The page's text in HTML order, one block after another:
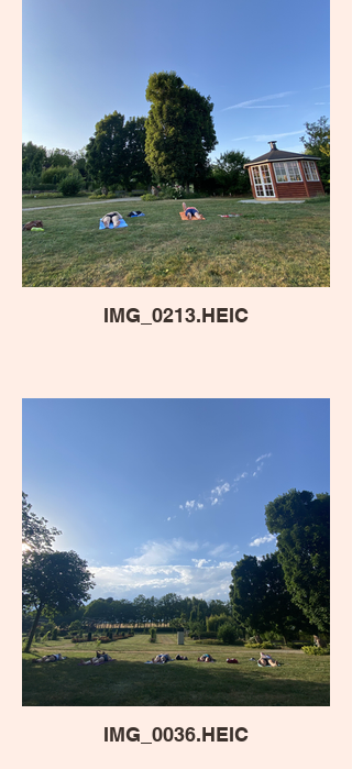
IMG_0213.HEIC
IMG_0036.HEIC